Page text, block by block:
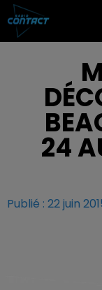
24
Publié : 22 juin